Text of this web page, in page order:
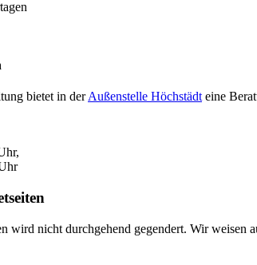
bietet in derAußenstelle Höchstädt eine
wird nicht durchgehend gegendert. Wir